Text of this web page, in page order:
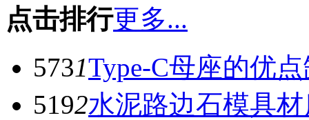
点击排行更多...
5731Type-C母座的优
5192水泥路边石模具